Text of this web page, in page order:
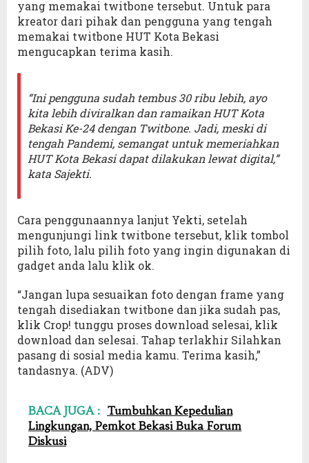
yang memakai twitbone tersebut. Untuk para
kreator dari pihak dan pengguna yang tengah
memakai twitbone HUT Kota Bekasi
mengucapkan terima kasih.
“Ini pengguna sudah tembus 30 ribu lebih, ayo
kita lebih diviralkan dan ramaikan HUT Kota
Bekasi Ke-24 dengan Twitbone. Jadi, meski di
tengah Pandemi, semangat untuk memeriahkan
HUT Kota Bekasi dapat dilakukan lewat digital,”
kata Sajekti.
Cara penggunaannya lanjut Yekti, setelah
mengunjungi link twitbone tersebut, klik tombol
pilih foto, lalu pilih foto yang ingin digunakan di
gadget anda lalu klik ok.
“Jangan lupa sesuaikan foto dengan frame yang
tengah disediakan twitbone dan jika sudah pas,
klik Crop! tunggu proses download selesai, klik
download dan selesai. Tahap terlakhir Silahkan
pasang di sosial media kamu. Terima kasih,”
tandasnya. (ADV)
BACA JUGA : Tumbuhkan Kepedulian
Lingkungan, Pemkot Bekasi Buka Forum
Diskusi